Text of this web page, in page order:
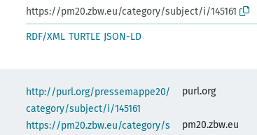
https://pm20.zbw.eu/category/subject/i/145161
RDF/XML TURTLE JSON-LD
http://purl.org/pressemappe20/
category/subject/i/145161
purl.org
https://pm20.zbw.eu/category/s
pm20.zbw.eu